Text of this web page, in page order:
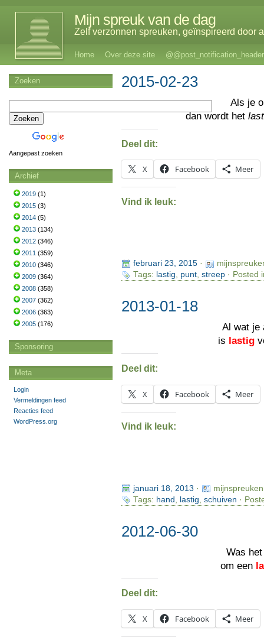
Mijn spreuk van de dag
Zelf verzonnen spreuken, geïnspireerd door
Home Over deze site @@post_notification_header
2015-02-23
Als je
dan wordt het
Deel dit:
X Facebook Meer
Vind ik leuk:
februari 23, 2015·
Tags: lastig, punt, streep· Posted
2013-01-18
Al wat je
is lastig
Deel dit:
X Facebook Meer
Vind ik leuk:
januari 18, 2013 ·
Tags: hand lastig schuiven ·
2012-06-30
Was
om een
Deel dit:
X Facebook Meer
Zoeken
Aangepast zoeken
Archief
2019 (1)
2015 (3)
2014 (5)
2013 (134)
2012 (346)
2011 (359)
2010 (346)
2009 (364)
2008 (358)
2007 (362)
2006 (363)
2005 (176)
Sponsoring
Meta
Login
Vermeldingen feed
Reacties feed
WordPress.org